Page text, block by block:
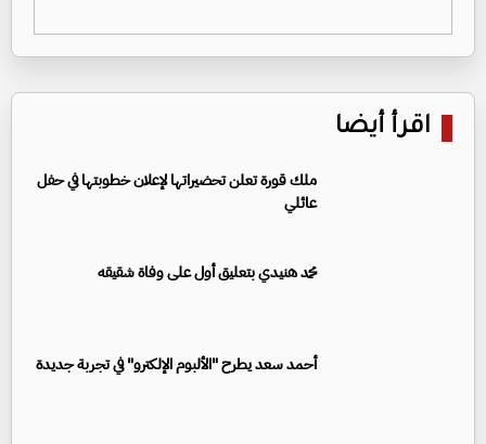
اقرأ أيضا
ملك قورة تعلن تحضيراتها لإعلان خطوبتها في حفل
عائلي
محمد هنيدي بتعليق أول على وفاة شقيقه
أحمد سعد يطرح "الألبوم الإلكترو" في تجربة جديدة